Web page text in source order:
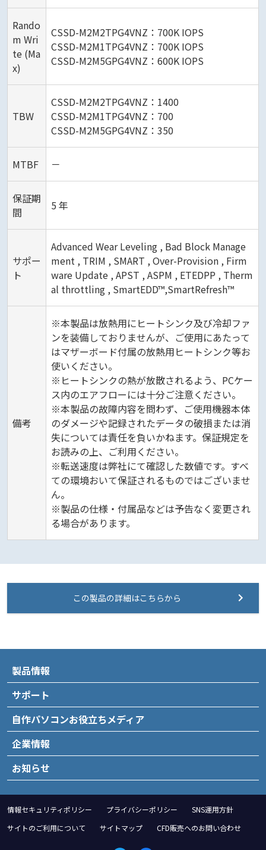
Rando
m Wri
te (Ma
x)
CSSD-M2M2TPG4VNZ：700K IOPS
CSSD-M2M1TPG4VNZ：700K IOPS
CSSD-M2M5GPG4VNZ：600K IOPS
TBW
CSSD-M2M2TPG4VNZ：1400
CSSD-M2M1TPG4VNZ：700
CSSD-M2M5GPG4VNZ：350
MTBF －
保証期
間
5 年
サポー
ト
Advanced Wear Leveling , Bad Block Manage
ment , TRIM , SMART , Over-Provision , Firm
ware Update , APST , ASPM , ETEDPP , Therm
al throttling , SmartEDD™,SmartRefresh™
備考
※本製品は放熱用にヒートシンク及び冷却ファ
ンを装備しておりませんが、ご使用にあたって
はマザーボード付属の放熱用ヒートシンク等お
使いください。
※ヒートシンクの熱が放散されるよう、PCケー
ス内のエアフローには十分ご注意ください。
※本製品の故障内容を問わず、ご使用機器本体
のダメージや記録されたデータの破損または消
失については責任を負いかねます。保証規定を
お読みの上、ご利用ください。
※転送速度は弊社にて確認した数値です。すべ
ての環境おいて保証されるものではございませ
ん。
※製品の仕様・付属品などは予告なく変更され
る場合があります。
この製品の詳細はこちらから
製品情報
サポート
自作パソコンお役立ちメディア
企業情報
お知らせ
情報セキュリティポリシー プライバシーポリシー
SNS運用方針
サイトのご利用について
サイトマップ CFD販売へのお問い合わせ